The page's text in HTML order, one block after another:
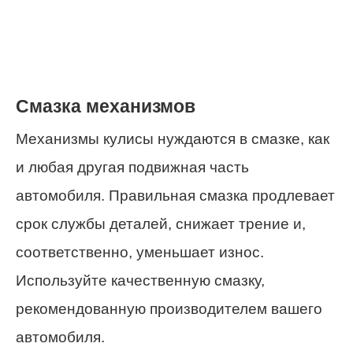
Смазка механизмов
Механизмы кулисы нуждаются в смазке, как
и любая другая подвижная часть
автомобиля. Правильная смазка продлевает
срок службы деталей, снижает трение и,
соответственно, уменьшает износ.
Используйте качественную смазку,
рекомендованную производителем вашего
автомобиля.